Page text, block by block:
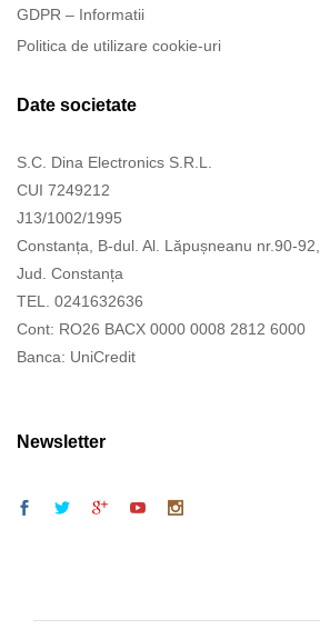
GDPR – Informatii
Politica de utilizare cookie-uri
Date societate
S.C. Dina Electronics S.R.L.
CUI 7249212
J13/1002/1995
Constanța, B-dul. Al. Lăpușneanu nr.90-92,
Jud. Constanța
TEL. 0241632636
Cont: RO26 BACX 0000 0008 2812 6000
Banca: UniCredit
Newsletter